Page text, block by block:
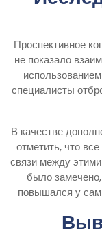
Проспективное
не показало
специалисты
В качестве
отметить, что
связи между
было
повышался у